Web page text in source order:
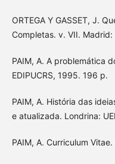
ORTEGA Y GASSET, J.
Completas. v. VII. Madrid:
PAIM, A. A problemática
EDIPUCRS, 1995. 196 p.
PAIM, A. História das
e atualizada. Londrina:
PAIM, A. Curriculum